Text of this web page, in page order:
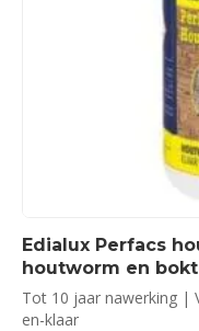
Edialux Perfacs
houtworm en
Tot 10 jaar nawerking |
en-klaar